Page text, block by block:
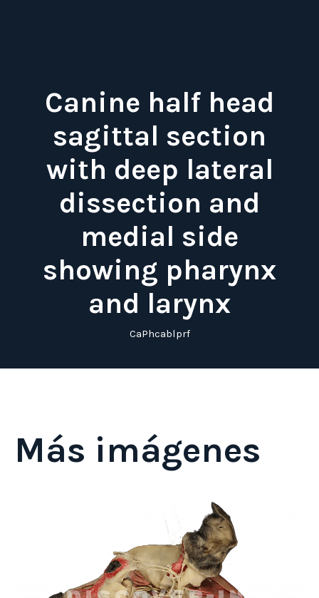
Canine half head
sagittal section
with deep lateral
dissection and
medial side
showing pharynx
and larynx
CaPhcablprf
Más imágenes